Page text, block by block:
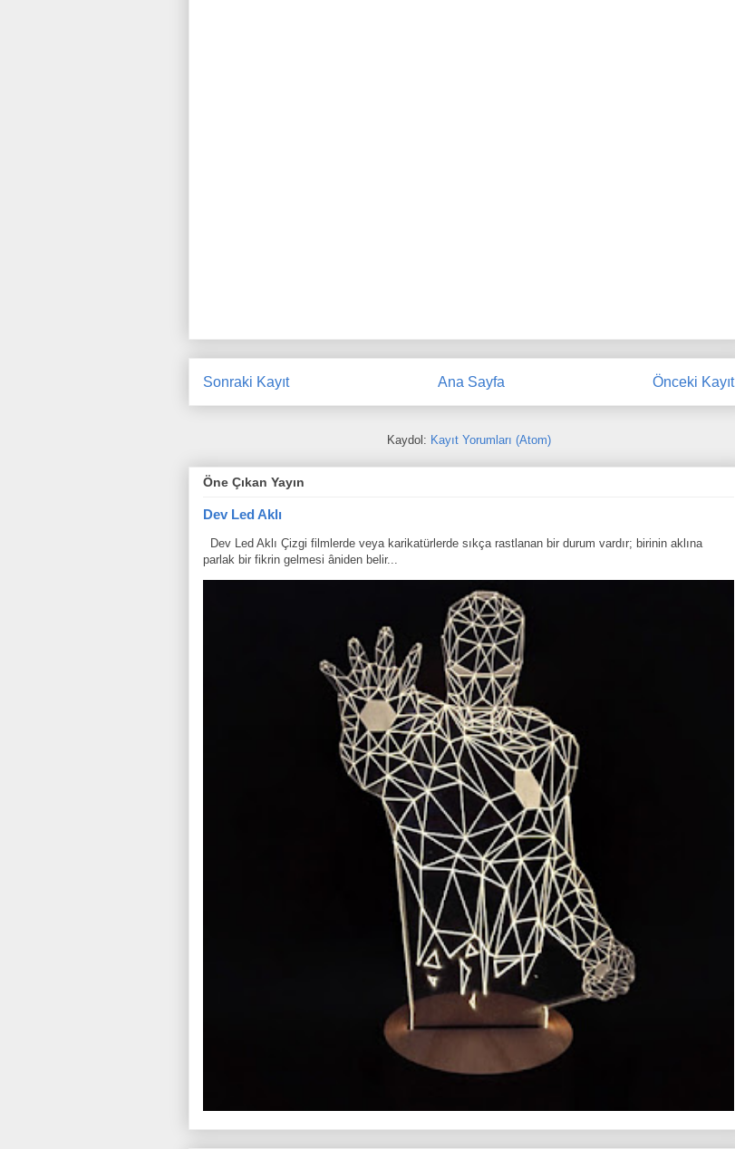
Sonraki Kayıt Önceki Kayıt
Ana Sayfa
Kaydol: Kayıt Yorumları (Atom)
Öne Çıkan Yayın
Dev Led Aklı
Dev Led Aklı Çizgi filmlerde veya karikatürlerde sıkça rastlanan bir durum vardır; birinin aklına
parlak bir fikrin gelmesi âniden belir...